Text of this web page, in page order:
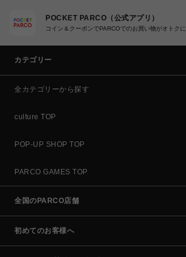
POCKET PARCO（公式アプリ）
コイン＆クーポンでPARCOでのお買い物がオトクに
カテゴリー
全カテゴリーから探す
culture TOP
POP-UP SHOP TOP
PARCO GAMES TOP
全国のPARCO店舗
初めてのお客様へ